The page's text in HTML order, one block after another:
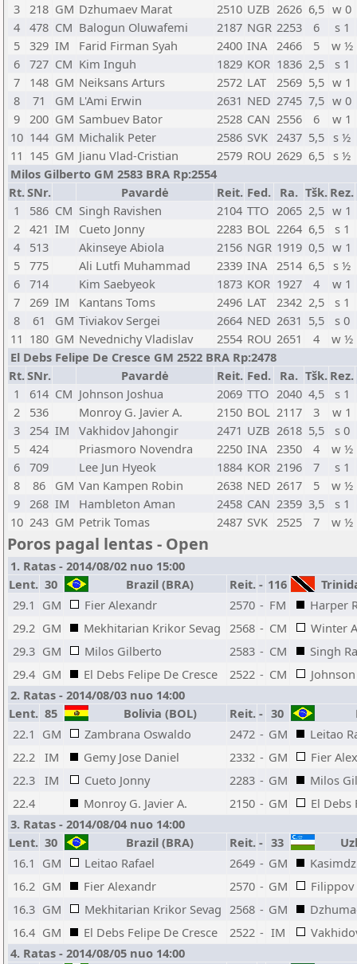
3
218 GM Dzhumaev Marat 2510 UZB 2626 6,5 w 0
4
478 CM Balogun Oluwafemi 2187 NGR 2253 6
s 1
5
329 IM Farid Firman Syah 2400 INA 2466 5
w ½
6
727 CM Kim Inguh 1829 KOR 1836 2,5
s 1
7
148 GM Neiksans Arturs 2572 LAT 2569 5,5 w 1
8
71 GM L'Ami Erwin 2631 NED 2745 7,5 w 0
9
200 GM Sambuev Bator 2528 CAN 2556 6
w 1
10 144 GM Michalik Peter 2586 SVK 2437 5,5 s ½
11 145 GM Jianu Vlad-Cristian 2579 ROU 2629 6,5 s ½
Milos Gilberto GM 2583 BRA Rp:2554
Rt.SNr. Pavardė Reit. Fed. Ra. Tšk. Rez.
1
586 CM Singh Ravishen 2104 TTO 2065 2,5 w 1
2
421 IM Cueto Jonny 2283 BOL 2264 6,5
s 1
4
513 Akinseye Abiola 2156 NGR 1919 0,5 w 1
5
775 Ali Lutfi Muhammad 2339 INA 2514 6,5 s ½
6
714 Kim Saebyeok 1873 KOR 1927 4
w 1
7
269 IM Kantans Toms 2496 LAT 2342 2,5
s 1
8
61 GM Tiviakov Sergei 2664 NED 2631 5,5
s 0
11 180 GM Nevednichy Vladislav 2554 ROU 2651 4
w ½
El Debs Felipe De Cresce GM 2522 BRA Rp:2478
Rt.SNr. Pavardė Reit. Fed. Ra. Tšk. Rez.
1
614 CM Johnson Joshua 2069 TTO 2040 4,5
s 1
2
536 Monroy G. Javier A. 2150 BOL 2117 3
w 1
3
254 IM Vakhidov Jahongir 2471 UZB 2618 5,5
s 0
5
424 Priasmoro Novendra 2250 INA 2350 4
w ½
6
709 Lee Jun Hyeok 1884 KOR 2196 7
s 1
8
86 GM Van Kampen Robin 2638 NED 2617 5
w ½
9
268 IM Hambleton Aman 2458 CAN 2359 3,5
s 1
10 243 GM Petrik Tomas 2487 SVK 2525 7 w ½
Poros pagal lentas - Open
1. Ratas - 2014/08/02 nuo 15:00
Lent. 30 Brazil (BRA) Reit. - 116
29.1 GM Fier Alexandr 2570 - FM
Harper
29.2 GM Mekhitarian Krikor Sevag 2568 - CM
Winter
29.3 GM Milos Gilberto 2583 - CM
Singh
29.4 GM El Debs Felipe De Cresce 2522 - CM
2. Ratas - 2014/08/03 nuo 14:00
Lent. 85 Bolivia (BOL) Reit. - 30
22.1 GM Zambrana Oswaldo 2472 - GM
Leitao
22.2 IM Gemy Jose Daniel 2332 - GM
Fier
22.3 IM Cueto Jonny 2283 - GM
Milos
22.4
Monroy G. Javier A. 2150 - GM
El Debs
3. Ratas - 2014/08/04 nuo 14:00
Lent. 30 Brazil (BRA) Reit. - 33
16.1 GM Leitao Rafael 2649 - GM
16.2 GM Fier Alexandr 2570 - GM
16.3 GM Mekhitarian Krikor Sevag 2568 - GM
16.4 GM El Debs Felipe De Cresce 2522 - IM
4. Ratas - 2014/08/05 nuo 14:00